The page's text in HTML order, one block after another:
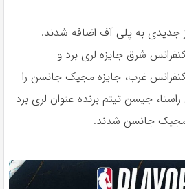
2021، جوایز جدیدی به پلی آف اضافه شدند.
شرق جایزه لری برد و
کنفرانس غرب، جایزه مجیک جانسن را
جیسن تیتم برنده عنوان لری برد
مجیک جانسن شدند.